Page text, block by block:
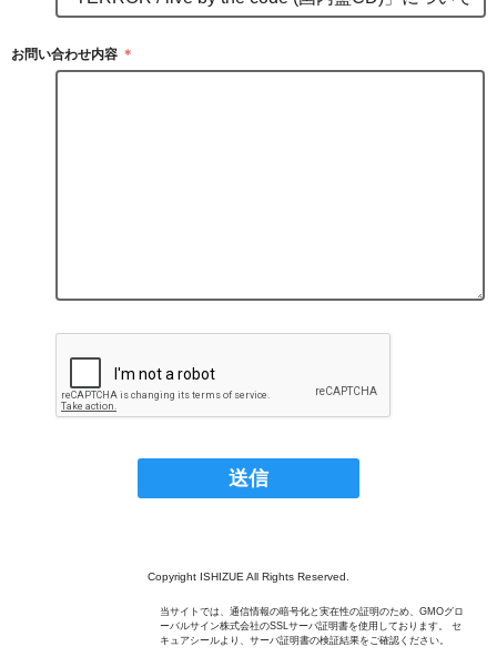
お問い合わせ内容 ＊
Copyright ISHIZUE All Rights Reserved.
当サイトでは、通信情報の暗号化と実在性の証明のため、GMOグロ
ーバルサイン株式会社のSSLサーバ証明書を使用しております。 セ
キュアシールより、サーバ証明書の検証結果をご確認ください。